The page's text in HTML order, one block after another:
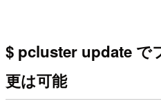
$ pcluster update で
更は可能